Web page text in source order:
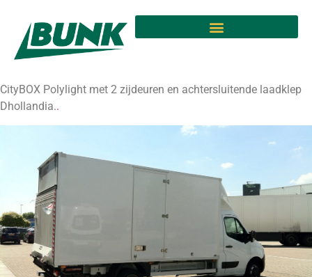
Afgeleverd aan Renault
Trucks Rotterdam voor
Eske
CityBOX Polylight met 2 zijdeuren en achtersluitende laadklep
Dhollandia..